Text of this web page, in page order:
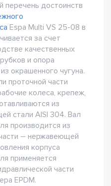
перечень достоинств
Espa Multi VS 25-08 в
за счет
качественных
и опора
окрашенного чугуна.
проточной части
колеса, крепеж,
из
стали AISI 304. Вал
производится из
части – нержавеющей
корпуса
применяется
части
EPDM.